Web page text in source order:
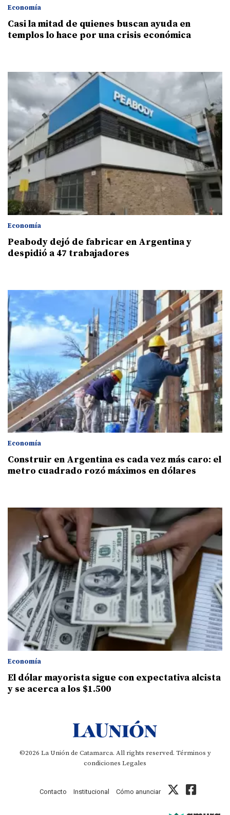
Economía
Casi la mitad de quienes buscan ayuda en
templos lo hace por una crisis económica
Economía
Peabody dejó de fabricar en Argentina y
despidió a 47 trabajadores
Economía
Construir en Argentina es cada vez más caro: el
metro cuadrado rozó máximos en dólares
Economía
El dólar mayorista sigue con expectativa alcista
y se acerca a los $1.500
©2026 La Unión de Catamarca. All rights reserved. Términos y
condiciones Legales
Contacto Institucional Cómo anunciar